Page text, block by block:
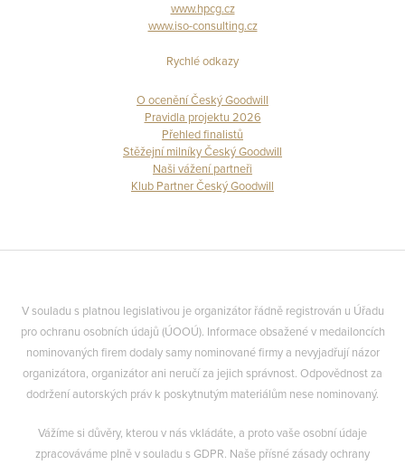
www.hpcg.cz
www.iso-consulting.cz
Rychlé odkazy
O ocenění Český Goodwill
Pravidla projektu 2026
Přehled finalistů
Stěžejní milníky Český Goodwill
Naši vážení partneři
Klub Partner Český Goodwill
V souladu s platnou legislativou je organizátor řádně registrován u Úřadu
pro ochranu osobních údajů (ÚOOÚ). Informace obsažené v medailoncích
nominovaných firem dodaly samy nominované firmy a nevyjadřují názor
organizátora, organizátor ani neručí za jejich správnost. Odpovědnost za
dodržení autorských práv k poskytnutým materiálům nese nominovaný.
Vážíme si důvěry, kterou v nás vkládáte, a proto vaše osobní údaje
zpracováváme plně v souladu s GDPR. Naše přísné zásady ochrany